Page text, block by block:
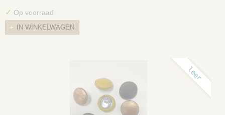
✓ Op voorraad
IN WINKELWAGEN
leer